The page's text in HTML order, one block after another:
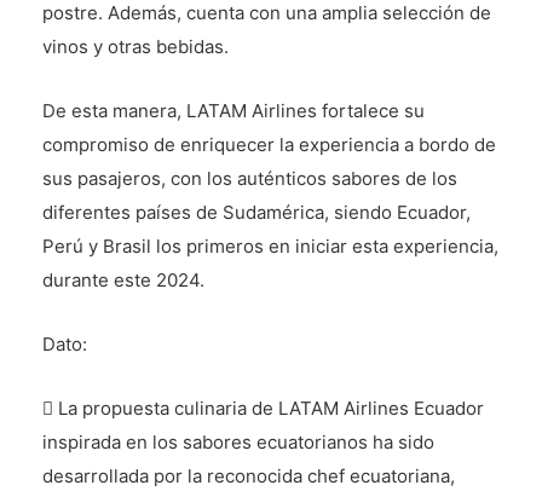
postre. Además, cuenta con una amplia selección de
vinos y otras bebidas.
De esta manera, LATAM Airlines fortalece su
compromiso de enriquecer la experiencia a bordo de
sus pasajeros, con los auténticos sabores de los
diferentes países de Sudamérica, siendo Ecuador,
Perú y Brasil los primeros en iniciar esta experiencia,
durante este 2024.
Dato:
 La propuesta culinaria de LATAM Airlines Ecuador
inspirada en los sabores ecuatorianos ha sido
desarrollada por la reconocida chef ecuatoriana,